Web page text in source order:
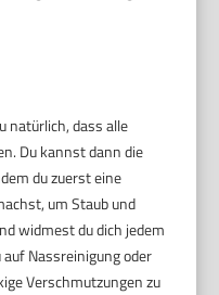
natürlich, dass alle
Du kannst dann die
du zuerst eine
um Staub und
widmest du dich jedem
Nassreinigung oder
Verschmutzungen zu